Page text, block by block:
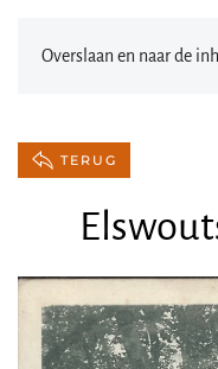
Overslaan en naar de
TERUG